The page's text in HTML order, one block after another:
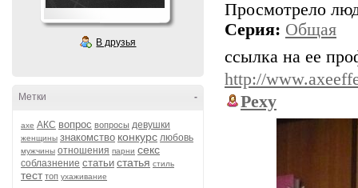
В друзья
-
Метки
axe АКС вопрос вопросы девушки
женщины знакомство конкурс любовь
мужчины отношения парни секс
соблазнение статьи статья стиль
тест топ ухаживание
Просмотрело
Серия: Общая
ссылка на ее
http://
Pexy